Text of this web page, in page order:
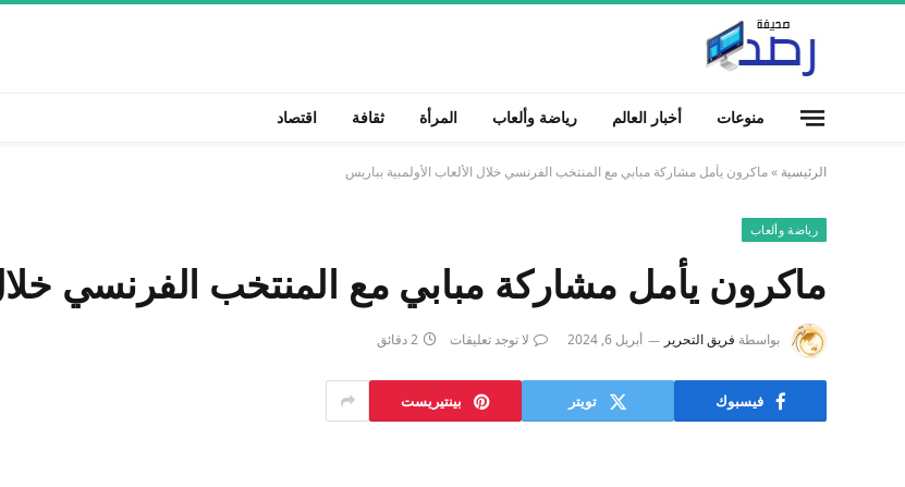
منوعات أخبار العالم رياضة وألعاب المرأة ثقافة اقتصاد
الرئيسية »ماكرون يأمل مشاركة مبابي مع المنتخب الفرنسي خلال الألعاب الأولمبية بباريس
رياضة وألعاب
ماكرون يأمل مشاركة مبابي مع المنتخب الفرنسي خلال
بواسطة فريق التحرير أبريل 6, 2024 لا توجد تعليقات 2 دقائق
فيسبوك تويتر بينتيريست